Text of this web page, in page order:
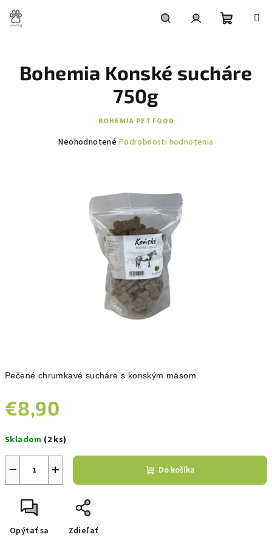
obsah
košík
Pečené chrumkavé sucháre s konským mäsom.
€8,90
cena:
Skladom (2 ks)
+
− Do košíka
Opýtať sa Zdieľať
Bohemia Konské sucháre
750g
BOHEMIA PET FOOD
Priemerné
hviezdičiek.
Neohodnotené Podrobnosti hodnotenia